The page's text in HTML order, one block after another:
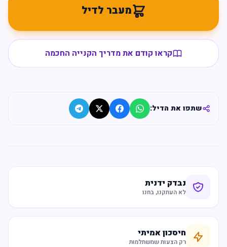
מעבר לדיל
קראו קודם את מדריך הקנייה החכמה
שתפו את הדיל:
נבדק ידנית
לא העתקנו, בחנו
חיסכון אמיתי
רק הצעות שמשתלמות